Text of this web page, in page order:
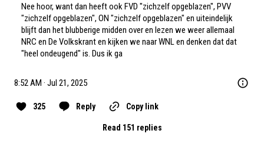
Nee hoor, want dan heeft ook FVD "zichzelf opgeblazen", PVV
"zichzelf opgeblazen", ON "zichzelf opgeblazen" en uiteindelijk
blijft dan het blubberige midden over en lezen we weer allemaal
NRC en De Volkskrant en kijken we naar WNL en denken dat dat
"heel ondeugend" is. Dus ik ga
8:52 AM · Jul 21, 2025
325 Reply Copy link
Read 151 replies